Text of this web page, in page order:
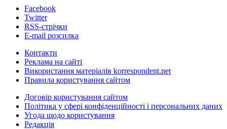
Facebook
Twitter
RSS-стрічки
E-mail розсилка
Контакти
Реклама на сайті
Використання матеріалів korrespondent.net
Правила користування сайтом
Договір користування сайтом
Політика у сфері конфіденційності і персональних даних
Угода щодо користування
Редакція